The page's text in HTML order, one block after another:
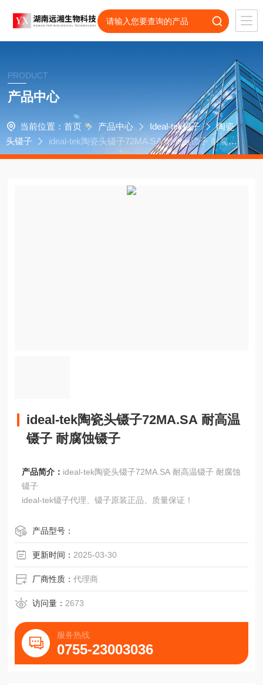
PRODUCT
产品中心
当前位置： 首页 产品中心 Ideal-tek镊子
陶瓷
头镊子
ideal-tek陶瓷头镊子72MA.SA 耐高温镊子 耐腐蚀
镊子
ideal-tek陶瓷头镊子72MA.SA 耐高温
镊子 耐腐蚀镊子
产品简介： ideal-tek陶瓷头镊子72MA.SA 耐高温镊子 耐腐蚀
镊子
ideal-tek镊子代理、镊子原装正品、质量保证！
产品型号：
更新时间： 2025-03-30
厂商性质：代理商
访问量： 2673
服务热线
0755-23003036